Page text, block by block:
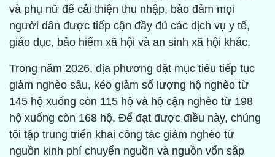
và phụ nữ để cải thiện thu nhập, bảo đảm mọi
người dân được tiếp cận đầy đủ các dịch vụ y tế,
giáo dục, bảo hiểm xã hội và an sinh xã hội khác.
Trong năm 2026, địa phương đặt mục tiêu tiếp tục
giảm nghèo sâu, kéo giảm số lượng hộ nghèo từ
145 hộ xuống còn 115 hộ và hộ cận nghèo từ 198
hộ xuống còn 168 hộ. Để đạt được điều này, chúng
tôi tập trung triển khai công tác giảm nghèo từ
nguồn kinh phí chuyển nguồn và nguồn vốn sắp